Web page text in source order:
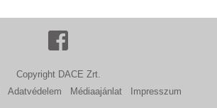
Copyright DACE Zrt.
Adatvédelem Médiaajánlat Impresszum